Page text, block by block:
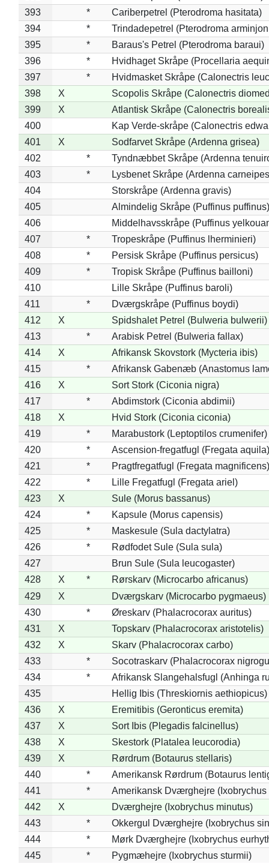
393
*
Cariberpetrel (Pterodroma hasitata)
394
*
Trindadepetrel (Pterodroma
395
*
Baraus's Petrel (Pterodroma baraui)
396
*
Hvidhaget Skråpe (Procellaria
397
*
Hvidmasket Skråpe (Calonectris
398
X
Scopolis Skråpe (Calonectris
399
X
Atlantisk Skråpe (Calonectris
400
Kap Verde-skråpe (Calonectris
401
X
Sodfarvet Skråpe (Ardenna grisea)
402
*
Tyndnæbbet Skråpe (Ardenna
403
*
Lysbenet Skråpe (Ardenna
404
Storskråpe (Ardenna gravis)
405
Almindelig Skråpe (Puffinus puffinus)
406
Middelhavsskråpe (Puffinus
407
*
Tropeskråpe (Puffinus lherminieri)
408
*
Persisk Skråpe (Puffinus persicus)
409
*
Tropisk Skråpe (Puffinus bailloni)
410
Lille Skråpe (Puffinus baroli)
411
*
Dværgskråpe (Puffinus boydi)
412
X
Spidshalet Petrel (Bulweria bulwerii)
413
*
Arabisk Petrel (Bulweria fallax)
414
X
Afrikansk Skovstork (Mycteria ibis)
415
*
Afrikansk Gabenæb (Anastomus
416
X
Sort Stork (Ciconia nigra)
417
*
Abdimstork (Ciconia abdimii)
418
X
Hvid Stork (Ciconia ciconia)
419
*
Marabustork (Leptoptilos crumenifer)
420
*
Ascension-fregatfugl (Fregata aquila)
421
*
Pragtfregatfugl (Fregata magnificens)
422
*
Lille Fregatfugl (Fregata ariel)
423
X
Sule (Morus bassanus)
424
*
Kapsule (Morus capensis)
425
*
Maskesule (Sula dactylatra)
426
*
Rødfodet Sule (Sula sula)
427
Brun Sule (Sula leucogaster)
428
X *
Rørskarv (Microcarbo africanus)
429
X
Dværgskarv (Microcarbo pygmaeus)
430
*
Øreskarv (Phalacrocorax auritus)
431
X
Topskarv (Phalacrocorax aristotelis)
432
X
Skarv (Phalacrocorax carbo)
433
*
Socotraskarv (Phalacrocorax
434
*
Afrikansk Slangehalsfugl (Anhinga
435
Hellig Ibis (Threskiornis aethiopicus)
436
X
Eremitibis (Geronticus eremita)
437
X
Sort Ibis (Plegadis falcinellus)
438
X
Skestork (Platalea leucorodia)
439
X
Rørdrum (Botaurus stellaris)
440
*
Amerikansk Rørdrum (Botaurus
441
*
Amerikansk Dværghejre (Ixobrychus
442
X
Dværghejre (Ixobrychus minutus)
443
*
Okkergul Dværghejre (Ixobrychus
444
*
Mørk Dværghejre (Ixobrychus
445
*
Pygmæhejre (Ixobrychus sturmii)